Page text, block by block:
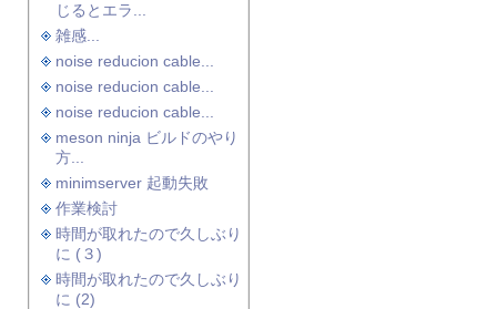
じるとエラ...
雑感...
noise reducion cable...
noise reducion cable...
noise reducion cable...
meson ninja ビルドのやり
方...
minimserver 起動失敗
作業検討
時間が取れたので久しぶり
に (３)
時間が取れたので久しぶり
に (2)